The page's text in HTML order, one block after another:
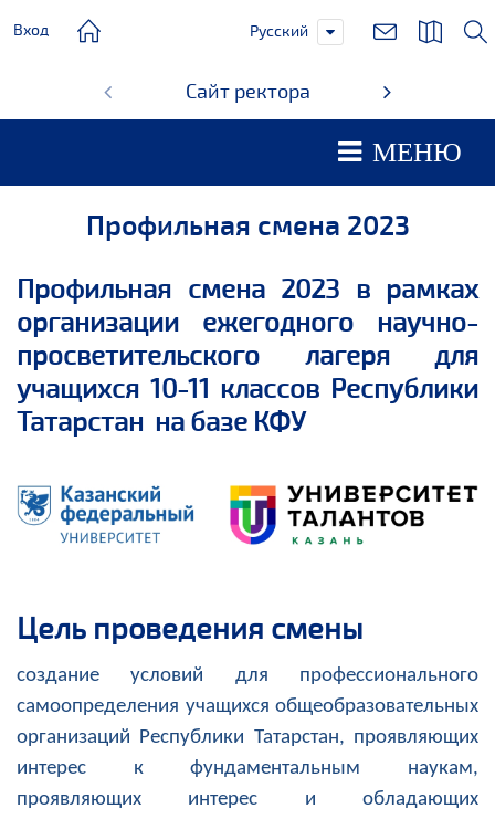
Вход Русский
Сайт ректора
МЕНЮ
Профильная смена 2023
Профильная смена 2023 в рамках
организации ежегодного научно-
просветительского лагеря для
учащихся 10-11 классов Республики
Татарстан на базе КФУ
Цель проведения смены
создание условий для профессионального
самоопределения учащихся общеобразовательных
организаций Республики Татарстан, проявляющих
интерес к фундаментальным наукам,
проявляющих интерес и обладающих